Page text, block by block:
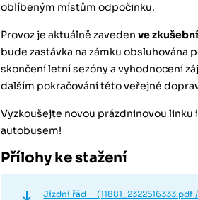
oblíbeným místům odpočinku.
Provoz je aktuálně zavedenve
bude zastávka na zámku obsluhována
skončení letní sezóny a vyhodnocení
dalším pokračování této veřejné
Vyzkoušejte novou prázdninovou
autobusem!
Přílohy ke stažení
Jízdní řád (11881_2322516333.pdf